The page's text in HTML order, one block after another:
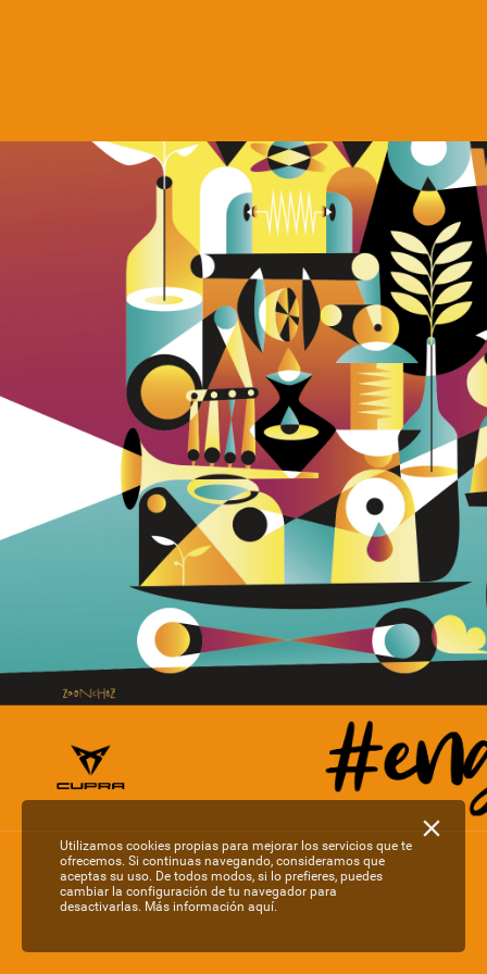
Utilizamos cookies propias para mejorar los servicios que te
ofrecemos. Si continuas navegando, consideramos que
aceptas su uso. De todos modos, si lo prefieres, puedes
cambiar la configuración de tu navegador para
desactivarlas. Más información aquí.